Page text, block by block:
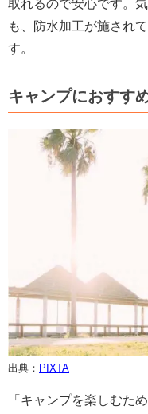
取れるので安心です。
も、防水加工が施され
す。
キャンプにおすす
出典： PIXTA
「キャンプを楽しむた